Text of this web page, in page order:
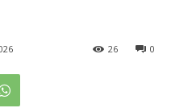
0
26